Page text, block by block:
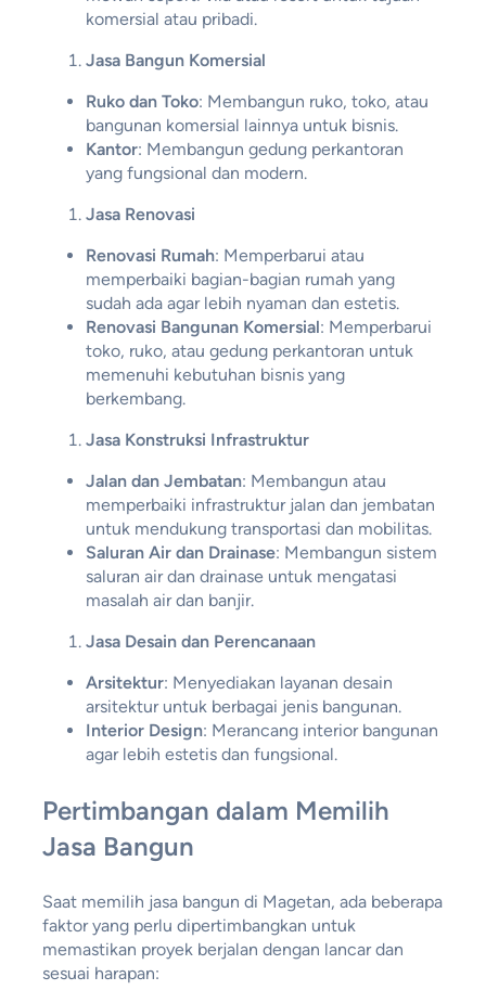
komersial atau pribadi.
Jasa Bangun Komersial
Ruko dan Toko: Membangun ruko, toko, atau
bangunan komersial lainnya untuk bisnis.
Kantor: Membangun gedung perkantoran
yang fungsional dan modern.
Jasa Renovasi
Renovasi Rumah: Memperbarui atau
memperbaiki bagian-bagian rumah yang
sudah ada agar lebih nyaman dan estetis.
Renovasi Bangunan Komersial: Memperbarui
toko, ruko, atau gedung perkantoran untuk
memenuhi kebutuhan bisnis yang
berkembang.
Jasa Konstruksi Infrastruktur
Jalan dan Jembatan: Membangun atau
memperbaiki infrastruktur jalan dan jembatan
untuk mendukung transportasi dan mobilitas.
Saluran Air dan Drainase: Membangun sistem
saluran air dan drainase untuk mengatasi
masalah air dan banjir.
Jasa Desain dan Perencanaan
Arsitektur: Menyediakan layanan desain
arsitektur untuk berbagai jenis bangunan.
Interior Design: Merancang interior bangunan
agar lebih estetis dan fungsional.
Pertimbangan dalam Memilih
Jasa Bangun
Saat memilih jasa bangun di Magetan, ada beberapa
faktor yang perlu dipertimbangkan untuk
memastikan proyek berjalan dengan lancar dan
sesuai harapan: